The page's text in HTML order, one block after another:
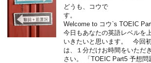
どうも、コウで
す
Welcome to コウ`s TOEIC
今日もあなたの英語レベルを
いきたいと思います。 今回
は、１分だけお時間をいただ
さい。 「TOEIC Part5 予想問